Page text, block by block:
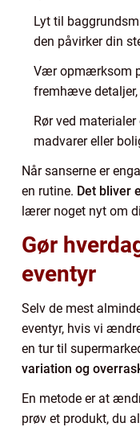
Lyt til
den påvirker din
Vær opmærksom
fremhæve detaljer,
Rør ved
madvarer eller
Når sanserne er
en rutine. Det bliver
lærer noget nyt om
Gør
eventyr
Selv de mest
eventyr, hvis vi
en tur til
variation og
En metode er at
prøv et produkt, du